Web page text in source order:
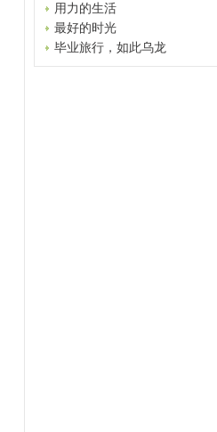
用力的生活
最好的时光
毕业旅行，如此乌龙